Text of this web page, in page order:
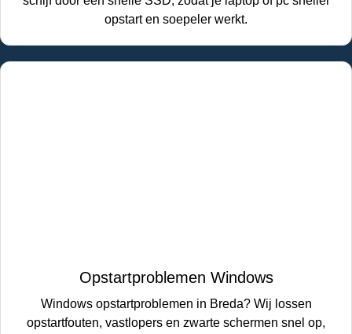
opstart en soepeler werkt.
Opstartproblemen Windows
Windows opstartproblemen in Breda? Wij lossen
opstartfouten, vastlopers en zwarte schermen snel op,